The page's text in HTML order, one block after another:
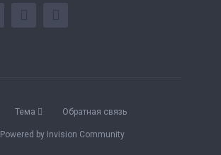
Тема Обратная связь
Powered by Invision Community